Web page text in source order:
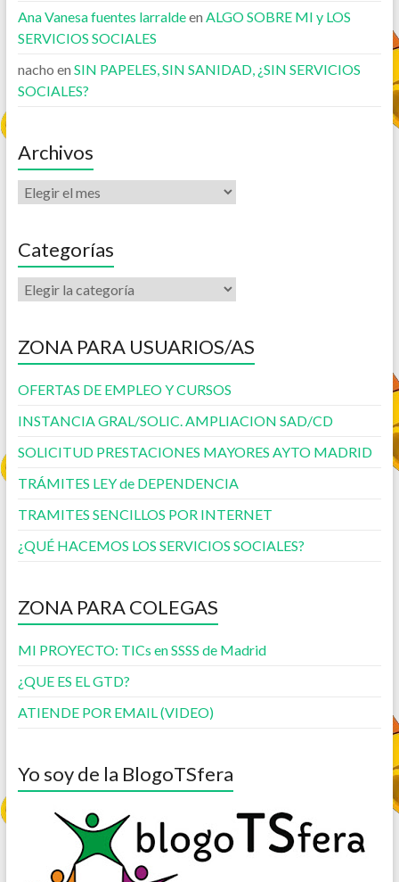
Ana Vanesa fuentes larraldeen ALGO SOBRE MI y LOS
SERVICIOS SOCIALES
nacho en SIN PAPELES, SIN SANIDAD, ¿SIN SERVICIOS
SOCIALES?
Archivos
Categorías
ZONA PARA USUARIOS/AS
OFERTAS DE EMPLEO Y CURSOS
INSTANCIA GRAL/SOLIC. AMPLIACION SAD/CD
SOLICITUD PRESTACIONES MAYORES AYTO MADRID
TRÁMITES LEY de DEPENDENCIA
TRAMITES SENCILLOS POR INTERNET
¿QUÉ HACEMOS LOS SERVICIOS SOCIALES?
ZONA PARA COLEGAS
MI PROYECTO: TICs en SSSS de Madrid
¿QUE ES EL GTD?
ATIENDE POR EMAIL (VIDEO)
Yo soy de la BlogoTSfera